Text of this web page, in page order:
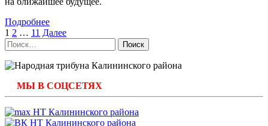
Подробнее
Навигация
по
записям
1 2 … 11 Далее
Найти:
МЫ В СОЦСЕТЯХ